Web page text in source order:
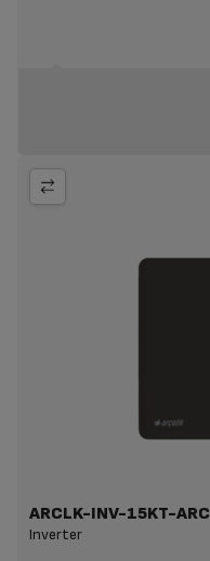
ARCLK-INV-15KT-ARC
Inverter